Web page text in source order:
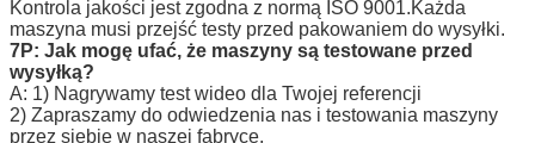
Kontrola jakości jest zgodna z normą ISO 9001.Każda
maszyna musi przejść testy przed pakowaniem do wysyłki.
7P: Jak mogę ufać, że maszyny są testowane przed
wysyłką?
A: 1) Nagrywamy test wideo dla Twojej referencji
2) Zapraszamy do odwiedzenia nas i testowania maszyny
przez siebie w naszej fabryce.